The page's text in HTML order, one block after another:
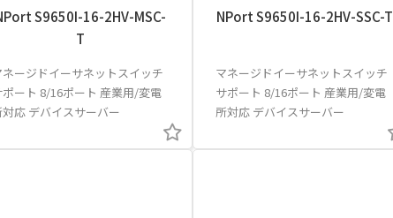
S9650I-16-2HV-MSC-
T
ージドイーサネットスイッチ
ート 8/16ポート 産業用/変電
応 デバイスサーバー
NPort S9650I-16-2HV-SSC-T
マネージドイーサネットスイッチ
サポート 8/16ポート 産業用/変電
所対応 デバイスサーバー